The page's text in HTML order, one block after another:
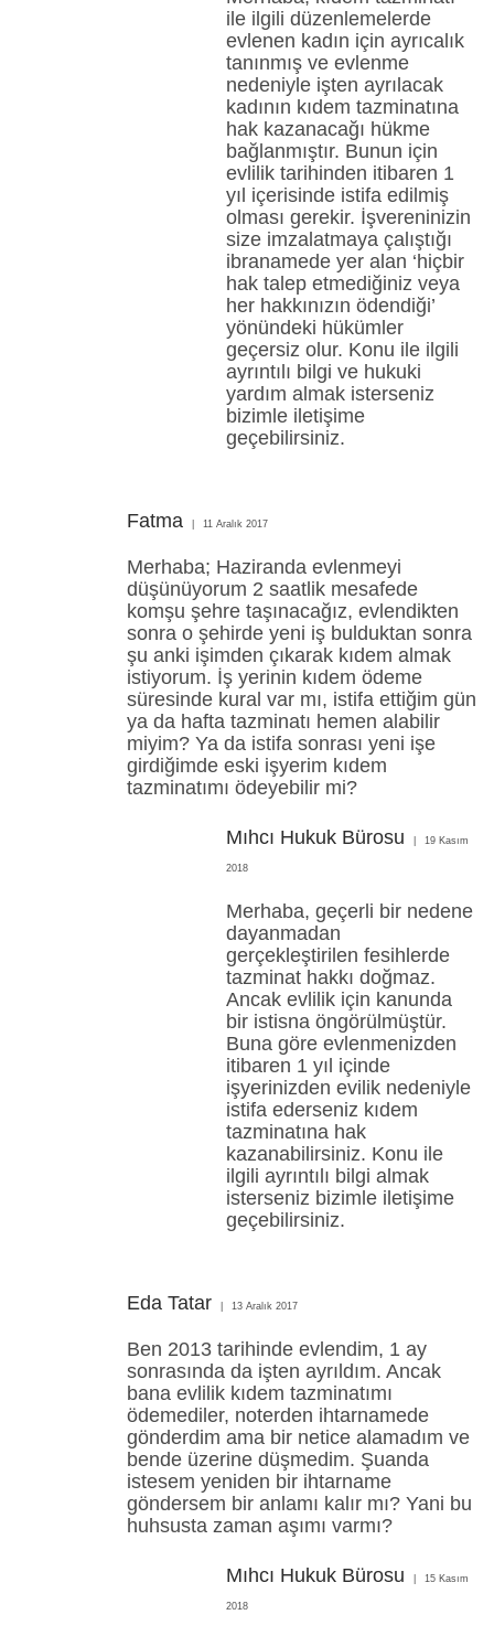
ile ilgili düzenlemelerde
evlenen kadın için ayrıcalık
tanınmış ve evlenme
nedeniyle işten ayrılacak
kadının kıdem tazminatına
hak kazanacağı hükme
bağlanmıştır. Bunun için
evlilik tarihinden itibaren 1
yıl içerisinde istifa edilmiş
olması gerekir. İşvereninizin
size imzalatmaya çalıştığı
ibranamede yer alan ‘hiçbir
hak talep etmediğiniz veya
her hakkınızın ödendiği’
yönündeki hükümler
geçersiz olur. Konu ile ilgili
ayrıntılı bilgi ve hukuki
yardım almak isterseniz
bizimle iletişime
geçebilirsiniz.
Fatma 11 Aralık 2017
Merhaba; Haziranda evlenmeyi
düşünüyorum 2 saatlik mesafede
komşu şehre taşınacağız, evlendikten
sonra o şehirde yeni iş bulduktan sonra
şu anki işimden çıkarak kıdem almak
istiyorum. İş yerinin kıdem ödeme
süresinde kural var mı, istifa ettiğim gün
ya da hafta tazminatı hemen alabilir
miyim? Ya da istifa sonrası yeni işe
girdiğimde eski işyerim kıdem
tazminatımı ödeyebilir mi?
Mıhcı Hukuk Bürosu 19 Kasım
2018
Merhaba, geçerli bir nedene
dayanmadan
gerçekleştirilen fesihlerde
tazminat hakkı doğmaz.
Ancak evlilik için kanunda
bir istisna öngörülmüştür.
Buna göre evlenmenizden
itibaren 1 yıl içinde
işyerinizden evilik nedeniyle
istifa ederseniz kıdem
tazminatına hak
kazanabilirsiniz. Konu ile
ilgili ayrıntılı bilgi almak
isterseniz bizimle iletişime
geçebilirsiniz.
Eda Tatar 13 Aralık 2017
Ben 2013 tarihinde evlendim, 1 ay
sonrasında da işten ayrıldım. Ancak
bana evlilik kıdem tazminatımı
ödemediler, noterden ihtarnamede
gönderdim ama bir netice alamadım ve
bende üzerine düşmedim. Şuanda
istesem yeniden bir ihtarname
göndersem bir anlamı kalır mı? Yani bu
huhsusta zaman aşımı varmı?
Mıhcı Hukuk Bürosu 15 Kasım
2018